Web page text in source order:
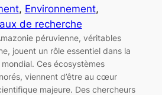
, Environnement
de recherche
péruvienne, véritables
jouent un rôle essentiel dans la
Ces écosystèmes
viennent d’être au cœur
majeure. Des chercheurs